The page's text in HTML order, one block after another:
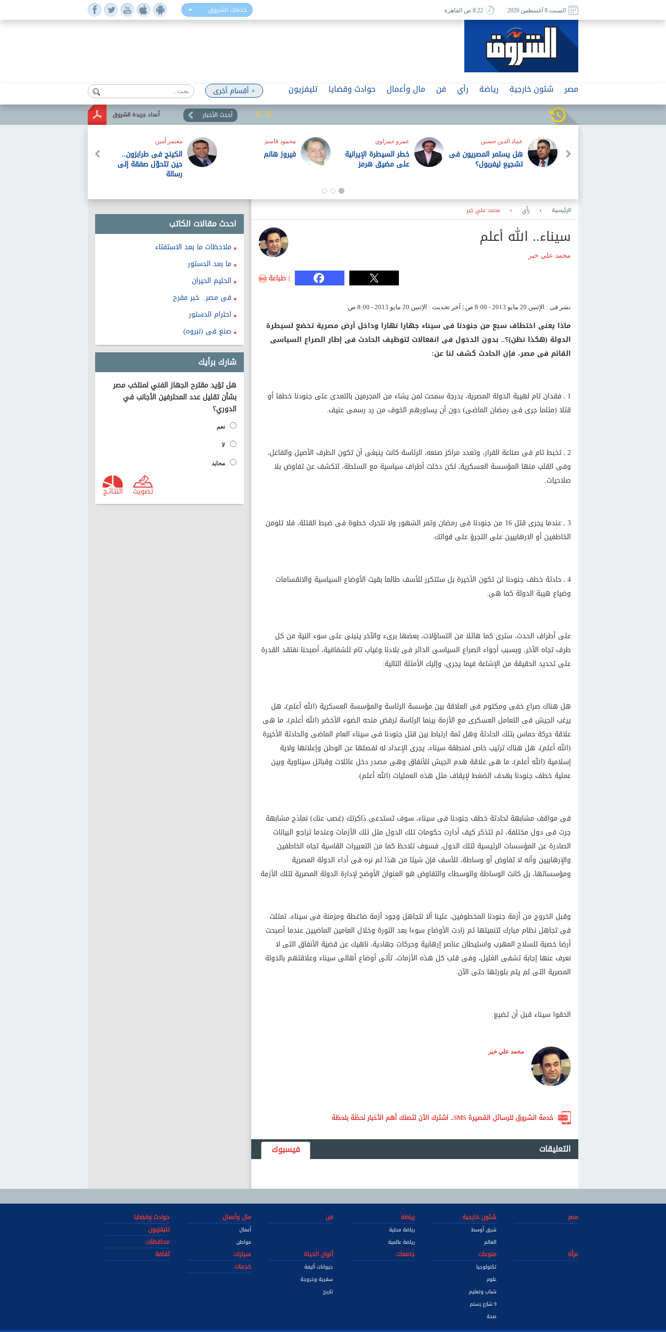
خدمات الشروق السبت 8 أغسطس 2026 8:22 ص القاهرة
+ أقسام أخرى مصر شئون خارجية رياضة رأي فن مال وأعمال حوادث وقضايا تليفزيون
أعداد جريدة الشروق أحدث الأخبار
عماد الدين حسين
هل يستمر المصريون فى
تشجيع ليفربول؟
عمرو حمزاوي
خطر السيطرة الإيرانية
على مضيق هرمز
محمود قاسم
فيروز هانم
معتمر أمين
الكينج فى طرابزون..
حين تتحوّل صفقة إلى
رسالة
احدث مقالات الكاتب
ملاحظات ما بعد الاستفتاء
ما بعد الدستور
الحليم الحيران
فى مصر.. خبر مفرح
احترام الدستور
صنع فى (نبروه)
شارك برأيك
هل تؤيد مقترح الجهاز الفني لمنتخب مصر
بشأن تقليل عدد المحترفين الأجانب في
الدوري؟
نعم
لا
محايد
النتـائـج تصويت
الرئيسية › رأي › محمد علي خير
سيناء.. الله أعلم
محمد علي خير
| طباعة
نشر فى : الإثنين 20 مايو 2013 - 8:00 ص | آخر تحديث : الإثنين 20 مايو 2013 - 8:00 ص
ماذا يعنى اختطاف سبع من جنودنا فى سيناء جهارا نهارا وداخل أرض مصرية تخضع لسيطرة
الدولة (هكذا نظن)؟.. بدون الدخول فى انفعالات لتوظيف الحادث فى إطار الصراع السياسى
القائم فى مصر، فإن الحادث كشف لنا عن:
1 ـ فقدان تام لهيبة الدولة المصرية، بدرجة سمحت لمن يشاء من المجرمين بالتعدى على جنودنا خطفا أو
قتلا (مثلما جرى فى رمضان الماضى) دون أن يساورهم الخوف من رد رسمى عنيف.
2 ـ تخبط تام فى صناعة القرار، وتعدد مراكز صنعه، الرئاسة كانت ينبغى أن تكون الطرف الأصيل والفاعل،
وفى القلب منها المؤسسة العسكرية، لكن دخلت أطراف سياسية مع السلطة، لتكشف عن تفاوض بلا
صلاحيات.
3 ـ عندما يجرى قتل 16 من جنودنا فى رمضان وتمر الشهور ولا نتحرك خطوة فى ضبط القتلة، فلا تلومن
الخاطفين أو الارهابيين على التجرؤ على قواتك.
4 ـ حادثة خطف جنودنا لن تكون الأخيرة بل ستتكرر للأسف طالما بقيت الأوضاع السياسية والانقسامات
وضياع هيبة الدولة كما هى.
على أطراف الحدث، سترى كما هائلا من التساؤلات، بعضها برىء والآخر ينبنى على سوء النية من كل
طرف تجاه الآخر، وبسبب أجواء الصراع السياسى الدائر فى بلادنا وغياب تام للشفافية، أصبحنا نفتقد القدرة
على تحديد الحقيقة من الإشاعة فيما يجرى، وإليك الأمثلة التالية:
هل هناك صراع خفى ومكتوم فى العلاقة بين مؤسسة الرئاسة والمؤسسة العسكرية (الله أعلم)، هل
يرغب الجيش فى التعامل العسكرى مع الأزمة بينما الرئاسة ترفض منحه الضوء الأخضر (الله أعلم)، ما هى
علاقة حركة حماس بتلك الحادثة وهل ثمة ارتباط بين قتل جنودنا فى سيناء العام الماضى والحادثة الأخيرة
(الله أعلم)، هل هناك ترتيب خاص لمنطقة سيناء، يجرى الإعداد له لفصلها عن الوطن وإعلانها ولاية
إسلامية (الله أعلم)، ما هى علاقة هدم الجيش للأنفاق وهى مصدر دخل عائلات وقبائل سيناوية وبين
عملية خطف جنودنا بهدف الضغط لإيقاف مثل هذه العمليات (الله أعلم).
فى مواقف مشابهة لحادثة خطف جنودنا فى سيناء، سوف تستدعى ذاكرتك (غصب عنك) نماذج مشابهة
جرت فى دول مختلفة، ثم تتذكر كيف أدارت حكومات تلك الدول مثل تلك الأزمات وعندما تراجع البيانات
الصادرة عن المؤسسات الرئيسية لتلك الدول، فسوف تلاحظ كما من التعبيرات القاسية تجاه الخاطفين
والإرهابيين وأنه لا تفاوض أو وساطة، للأسف فإن شيئا من هذا لم نره فى أداء الدولة المصرية
ومؤسساتها، بل كانت الوساطة والوسطاء والتفاوض هو العنوان الأوضح لإدارة الدولة المصرية لتلك الأزمة.
وقبل الخروج من أزمة جنودنا المخطوفين، علينا ألا نتجاهل وجود أزمة ضاغطة ومزمنة فى سيناء، تمثلت
فى تجاهل نظام مبارك لتنميتها ثم زادت الأوضاع سوءا بعد الثورة وخلال العامين الماضيين عندما أصبحت
أرضا خصبة للسلاح المهرب واستيطان عناصر إرهابية وحركات جهادية، ناهيك عن قضية الأنفاق التى لا
نعرف عنها إجابة تشفى الغليل، وفى قلب كل هذه الأزمات، تأتى أوضاع أهالى سيناء وعلاقتهم بالدولة
المصرية التى لم يتم بلورتها حتى الآن.
الحقوا سيناء قبل أن تضيع.
محمد علي خير
خدمة الشروق للرسائل القصيرة SMS.. اشترك الآن لتصلك أهم الأخبار لحظة بلحظة
التعليقات فيسبوك
مصر شئون خارجية
شرق أوسط
العالم
رياضة
رياضة محلية
رياضة عالمية
فن مال وأعمال
أعمال
مواطن
حوادث وقضايا
تليفزيون
محافظات
مرأة
منوعات
تكنولوجيا
علوم
شباب وتعليم
9 شارع رستم
صحة
جامعات ألوان الحياة
حيوانات أليفة
سفرية وخروجة
تاريخ
سيارات
ثقافة
خدمات